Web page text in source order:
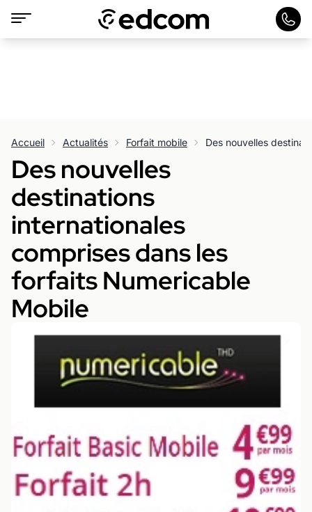
Accueil Actualités Forfait mobile
Des nouvelles
destinations
internationales
comprises dans les
forfaits Numericable
Mobile